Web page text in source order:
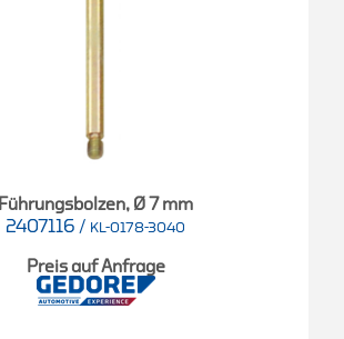
Führungsbolzen, Ø 7 mm
2407116 / KL-0178-3040
Preis auf Anfrage